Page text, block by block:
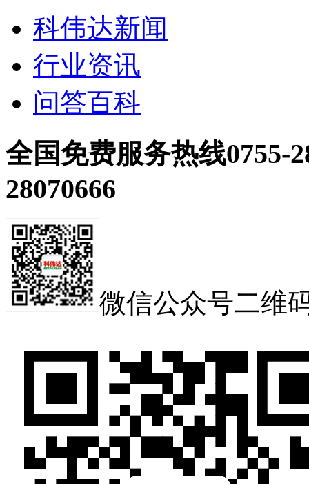
科伟达新闻
行业资讯
问答百科
全国免费服务热线0755-
28070666
微信公众号二维